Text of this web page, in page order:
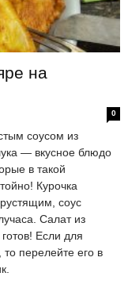
на
0
соусом из
— вкусное блюдо
в такой
Курочка
соус
Салат из
Если для
перелейте его в